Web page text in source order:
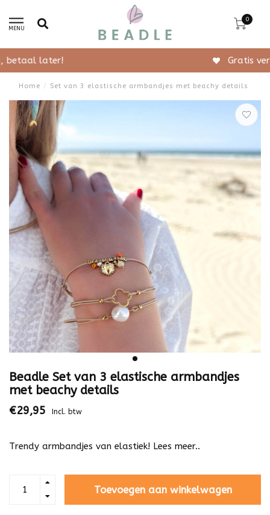
MENU
0
Home / Set van 3 elastische armbandjes met beachy details
Beadle Set van 3 elastische armbandjes
met beachy details
€29,95 Incl. btw
Trendy armbandjes van elastiek! Lees meer..
Toevoegen aan winkelwagen